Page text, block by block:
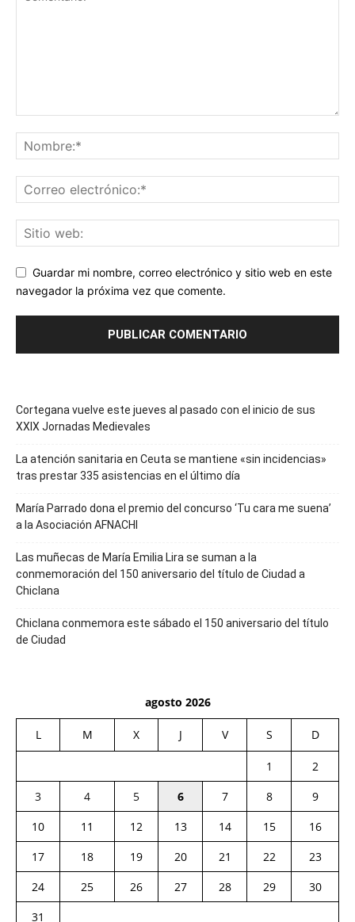
Guardar mi nombre, correo electrónico y sitio web en este
navegador la próxima vez que comente.
Cortegana vuelve este jueves al pasado con el inicio de sus
XXIX Jornadas Medievales
La atención sanitaria en Ceuta se mantiene «sin incidencias»
tras prestar 335 asistencias en el último día
María Parrado dona el premio del concurso ‘Tu cara me suena’
a la Asociación AFNACHI
Las muñecas de María Emilia Lira se suman a la
conmemoración del 150 aniversario del título de Ciudad a
Chiclana
Chiclana conmemora este sábado el 150 aniversario del título
de Ciudad
agosto 2026
L M X J V S D
1
2
3
4 5 6 7 8
9
10
11 12 13 14 15
16
17
18 19 20 21 22
23
24
25 26 27 28 29
30
31